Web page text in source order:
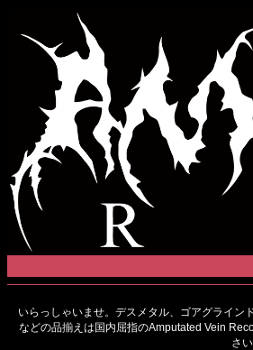
いらっしゃいませ。デスメタル、ゴアグライン
などの品揃えは国内屈指のAmputated Vein
さい